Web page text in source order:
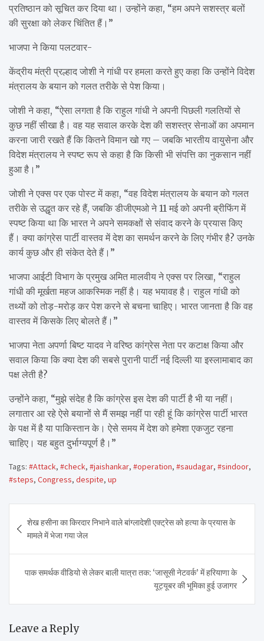
प्रतिष्ठान को सूचित कर दिया था। उन्होंने कहा, “हम अपने सशस्त्र बलों
की सुरक्षा को लेकर चिंतित हैं।”
भाजपा ने किया पलटवार-
केंद्रीय मंत्री प्रल्हाद जोशी ने गांधी पर हमला करते हुए कहा कि उन्होंने विदेश
मंत्रालय के बयान को गलत तरीके से पेश किया।
जोशी ने कहा, “ऐसा लगता है कि राहुल गांधी ने अपनी पिछली गलतियों से
कुछ नहीं सीखा है। वह यह सवाल करके देश की सशस्त्र सेनाओं का अपमान
करना जारी रखते हैं कि कितने विमान खो गए – जबकि भारतीय वायुसेना और
विदेश मंत्रालय ने स्पष्ट रूप से कहा है कि किसी भी संपत्ति का नुकसान नहीं
हुआ है।”
जोशी ने एक्स पर एक पोस्ट में कहा, “वह विदेश मंत्रालय के बयान को गलत
तरीके से उद्धृत कर रहे हैं, जबकि डीजीएमओ ने 11 मई को अपनी ब्रीफिंग में
स्पष्ट किया था कि भारत ने अपने समकक्षों से संवाद करने के प्रयास किए
हैं। क्या कांग्रेस पार्टी वास्तव में देश का समर्थन करने के लिए गंभीर है? उनके
कार्य कुछ और ही संकेत देते हैं।”
भाजपा आईटी विभाग के प्रमुख अमित मालवीय ने एक्स पर लिखा, “राहुल
गांधी की मूर्खता महज आकस्मिक नहीं है। यह भयावह है। राहुल गांधी को
तथ्यों को तोड़-मरोड़ कर पेश करने से बचना चाहिए। भारत जानता है कि वह
वास्तव में किसके लिए बोलते हैं।”
भाजपा नेता अपर्णा बिष्ट यादव ने वरिष्ठ कांग्रेस नेता पर कटाक्ष किया और
सवाल किया कि क्या देश की सबसे पुरानी पार्टी नई दिल्ली या इस्लामाबाद का
पक्ष लेती है?
उन्होंने कहा, “मुझे संदेह है कि कांग्रेस इस देश की पार्टी है भी या नहीं।
लगातार आ रहे ऐसे बयानों से मैं समझ नहीं पा रही हूं कि कांग्रेस पार्टी भारत
के पक्ष में है या पाकिस्तान के। ऐसे समय में देश को हमेशा एकजुट रहना
चाहिए। यह बहुत दुर्भाग्यपूर्ण है।”
Tags: #Attack, #check, #jaishankar, #operation, #saudagar, #sindoor,
#steps, Congress, despite, up
navigation
शेख हसीना का किरदार निभाने वाले बांग्लादेशी एक्ट्रेस को हत्या के प्रयास के
मामले में भेजा गया जेल
पाक समर्थक वीडियो से लेकर बाली यात्रा तक: ‘जासूसी नेटवर्क’ में हरियाणा के
यूट्यूबर की भूमिका हुई उजागर
Leave a Reply